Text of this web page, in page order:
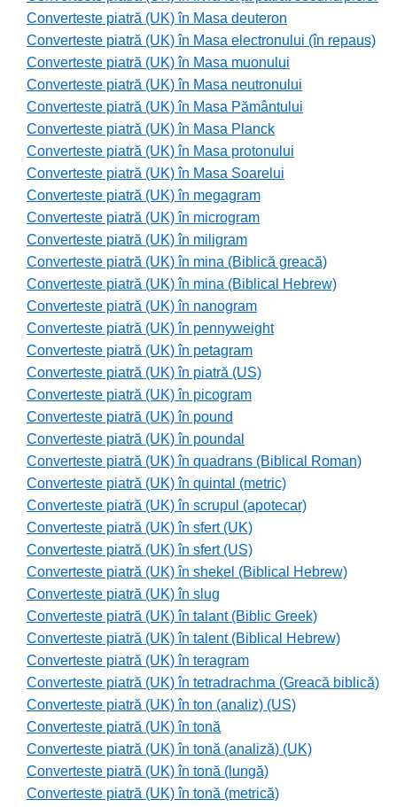
Converteste piatră (UK) în Masa deuteron
Converteste piatră (UK) în Masa electronului (în repaus)
Converteste piatră (UK) în Masa muonului
Converteste piatră (UK) în Masa neutronului
Converteste piatră (UK) în Masa Pământului
Converteste piatră (UK) în Masa Planck
Converteste piatră (UK) în Masa protonului
Converteste piatră (UK) în Masa Soarelui
Converteste piatră (UK) în megagram
Converteste piatră (UK) în microgram
Converteste piatră (UK) în miligram
Converteste piatră (UK) în mina (Biblică greacă)
Converteste piatră (UK) în mina (Biblical Hebrew)
Converteste piatră (UK) în nanogram
Converteste piatră (UK) în pennyweight
Converteste piatră (UK) în petagram
Converteste piatră (UK) în piatră (US)
Converteste piatră (UK) în picogram
Converteste piatră (UK) în pound
Converteste piatră (UK) în poundal
Converteste piatră (UK) în quadrans (Biblical Roman)
Converteste piatră (UK) în quintal (metric)
Converteste piatră (UK) în scrupul (apotecar)
Converteste piatră (UK) în sfert (UK)
Converteste piatră (UK) în sfert (US)
Converteste piatră (UK) în shekel (Biblical Hebrew)
Converteste piatră (UK) în slug
Converteste piatră (UK) în talant (Biblic Greek)
Converteste piatră (UK) în talent (Biblical Hebrew)
Converteste piatră (UK) în teragram
Converteste piatră (UK) în tetradrachma (Greacă biblică)
Converteste piatră (UK) în ton (analiz) (US)
Converteste piatră (UK) în tonă
Converteste piatră (UK) în tonă (analiză) (UK)
Converteste piatră (UK) în tonă (lungă)
Converteste piatră (UK) în tonă (metrică)